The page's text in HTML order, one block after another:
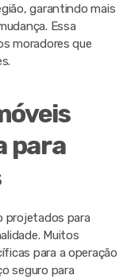
garantindo mais
Essa
moradores que
para
projetados para
Muitos
para a operação
seguro para